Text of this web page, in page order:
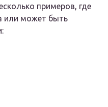
примеров, где
или может быть